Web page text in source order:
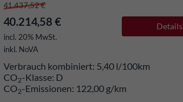
41.437,52 €
40.214,58 €
incl. 20% MwSt.
inkl. NoVA
Details
Verbrauch kombiniert: 5,40 l/100km
CO2-Klasse: D
CO2-Emissionen: 122,00 g/km